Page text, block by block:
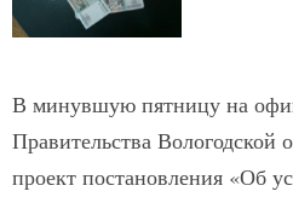
В минувшую пятницу на
Правительства Вологодской
проект постановления «Об